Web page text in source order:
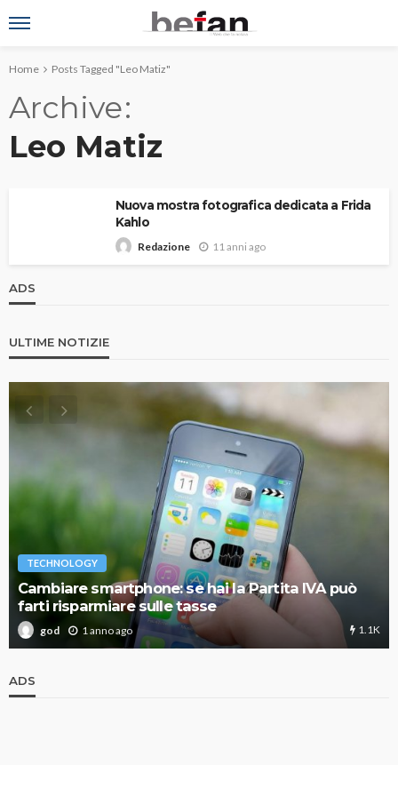
Home Posts Tagged "Leo Matiz"
Archive
Leo Matiz
Nuova mostra fotografica dedicata a Frida
Kahlo
Redazione 11 anni ago
ADS
ULTIME NOTIZIE
TECHNOLOGY
Cambiare smartphone: se hai la Partita IVA può
farti risparmiare sulle tasse
god 1 anno ago 1.1K
ADS